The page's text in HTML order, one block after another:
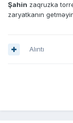
Şahin zaqruzka
zaryatkanın
Alıntı